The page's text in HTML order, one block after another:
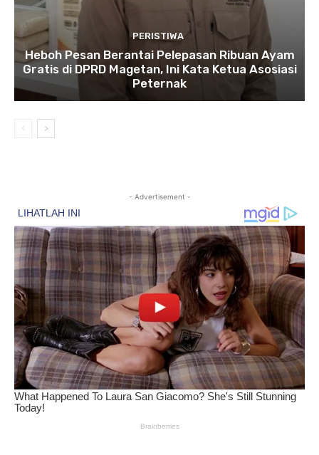
PERISTIWA
Heboh Pesan Berantai Pelepasan Ribuan Ayam
Gratis di DPRD Magetan, Ini Kata Ketua Asosiasi
Peternak
- Advertisement -